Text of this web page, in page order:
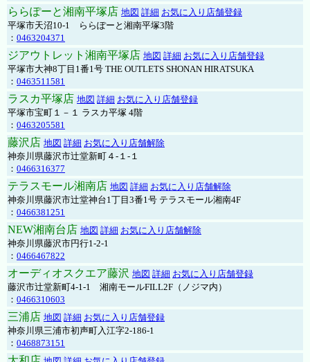
ららぽーと湘南平塚店 地図 詳細 お気に入り店舗登録
平塚市天沼10-1 ららぽーと湘南平塚3階
： 0463204371
ジアウトレット湘南平塚店 地図 詳細 お気に入り店舗登録
平塚市大神8丁目1番1号 THE OUTLETS SHONAN HIRATSUKA
： 0463511581
ラスカ平塚店 地図 詳細 お気に入り店舗登録
平塚市宝町１－１ ラスカ平塚 4階
： 0463205581
藤沢店 地図 詳細 お気に入り店舗解除
神奈川県藤沢市辻堂新町４-１-１
： 0466316377
テラスモール湘南店 地図 詳細 お気に入り店舗解除
神奈川県藤沢市辻堂神台1丁目3番1号 テラスモール湘南4F
： 0466381251
NEW湘南台店 地図 詳細 お気に入り店舗解除
神奈川県藤沢市円行1-2-1
： 0466467822
オーディオスクエア藤沢 地図 詳細 お気に入り店舗登録
藤沢市辻堂新町4-1-1 湘南モールFILL2F（ノジマ内）
： 0466310603
三浦店 地図 詳細 お気に入り店舗登録
神奈川県三浦市初声町入江字2-186-1
： 0468873151